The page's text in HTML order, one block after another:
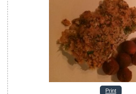
Print